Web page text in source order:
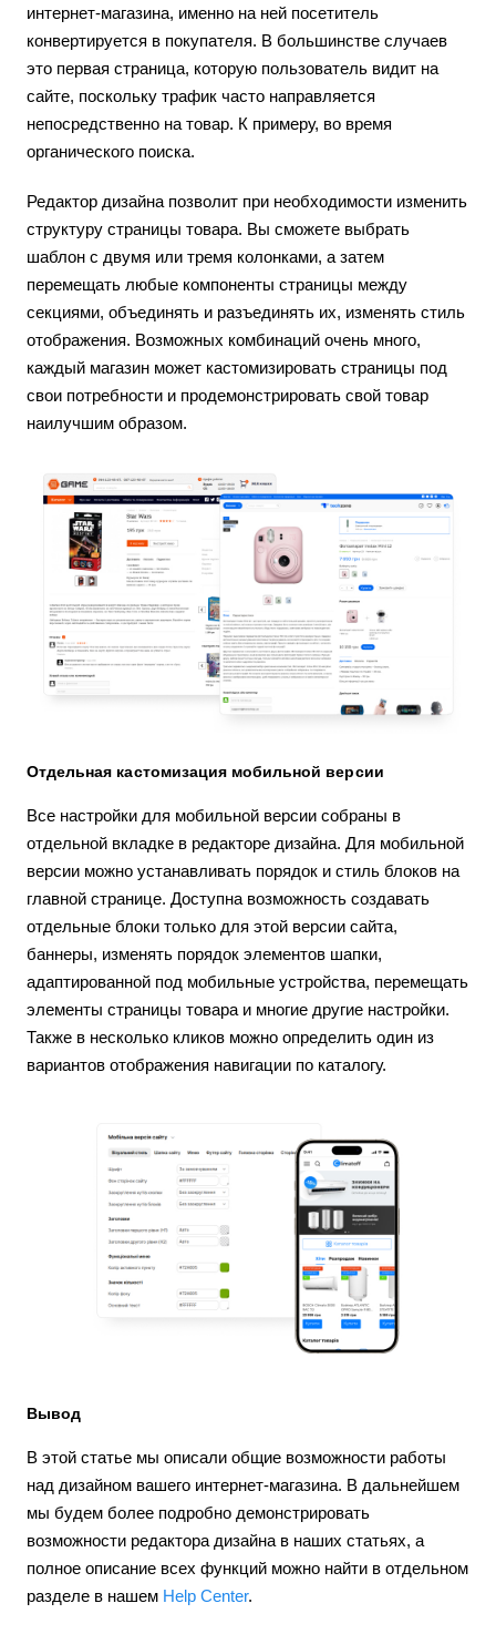
интернет-магазина, именно на ней посетитель
конвертируется в покупателя. В большинстве случаев
это первая страница, которую пользователь видит на
сайте, поскольку трафик часто направляется
непосредственно на товар. К примеру, во время
органического поиска.
Редактор дизайна позволит при необходимости изменить
структуру страницы товара. Вы сможете выбрать
шаблон с двумя или тремя колонками, а затем
перемещать любые компоненты страницы между
секциями, объединять и разъединять их, изменять стиль
отображения. Возможных комбинаций очень много,
каждый магазин может кастомизировать страницы под
свои потребности и продемонстрировать свой товар
наилучшим образом.
Отдельная кастомизация мобильной версии
Все настройки для мобильной версии собраны в
отдельной вкладке в редакторе дизайна. Для мобильной
версии можно устанавливать порядок и стиль блоков на
главной странице. Доступна возможность создавать
отдельные блоки только для этой версии сайта,
баннеры, изменять порядок элементов шапки,
адаптированной под мобильные устройства, перемещать
элементы страницы товара и многие другие настройки.
Также в несколько кликов можно определить один из
вариантов отображения навигации по каталогу.
Вывод
В этой статье мы описали общие возможности работы
над дизайном вашего интернет-магазина. В дальнейшем
мы будем более подробно демонстрировать
возможности редактора дизайна в наших статьях, а
полное описание всех функций можно найти в отдельном
разделе в нашем Help Center.